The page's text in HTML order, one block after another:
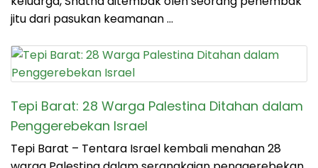
jitu dari pasukan keamanan …
Tepi Barat: 28 Warga Palestina Ditahan dalam
Penggerebekan Israel
Tepi Barat – Tentara Israel kembali menahan 28